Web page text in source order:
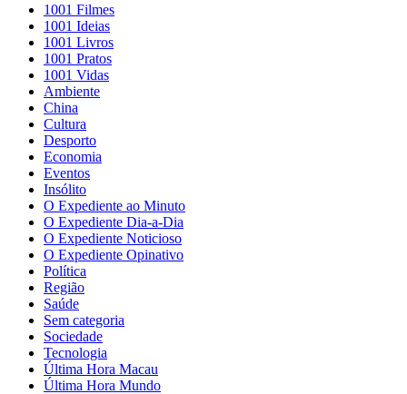
1001 Filmes
1001 Ideias
1001 Livros
1001 Pratos
1001 Vidas
Ambiente
China
Cultura
Desporto
Economia
Eventos
Insólito
O Expediente ao Minuto
O Expediente Dia-a-Dia
O Expediente Noticioso
O Expediente Opinativo
Política
Região
Saúde
Sem categoria
Sociedade
Tecnologia
Última Hora Macau
Última Hora Mundo